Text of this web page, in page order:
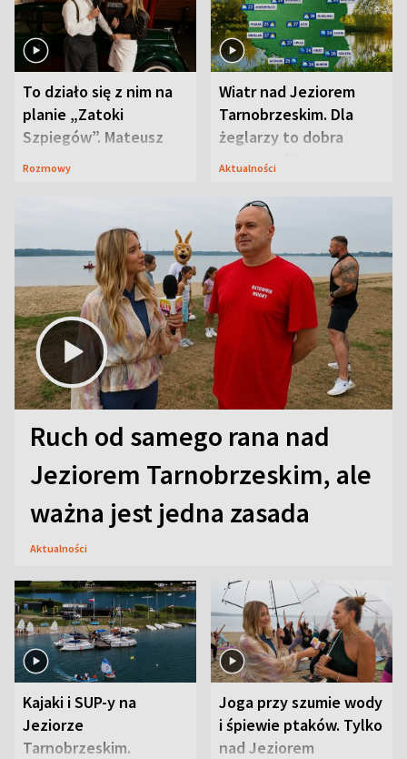
To działo się z nim na
planie „Zatoki
Szpiegów”. Mateusz
Janicki odsłonił
Rozmowy
Wiatr nad Jeziorem
Tarnobrzeskim. Dla
żeglarzy to dobra
wiadomość
Aktualności
Ruch od samego rana nad
Jeziorem Tarnobrzeskim, ale
ważna jest jedna zasada
Aktualności
Kajaki i SUP-y na
Jeziorze
Tarnobrzeskim.
Joga przy szumie wody
i śpiewie ptaków. Tylko
nad Jeziorem